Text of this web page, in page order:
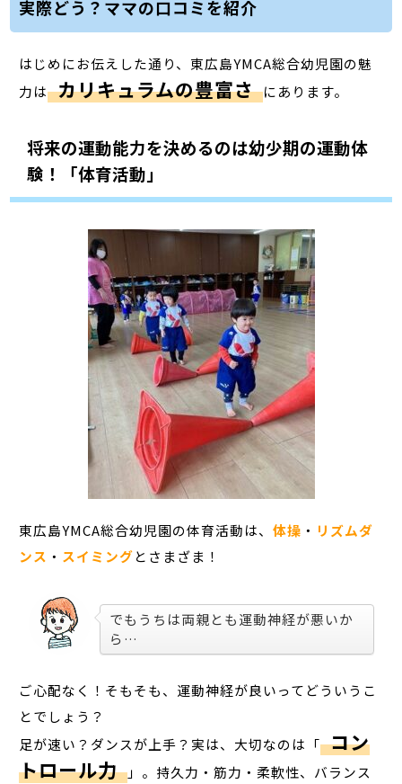
実際どう？ママの口コミを紹介
はじめにお伝えした通り、東広島YMCA総合幼児園の魅
力は カリキュラムの豊富さ にあります。
将来の運動能力を決めるのは幼少期の運動体
験！「体育活動」
東広島YMCA総合幼児園の体育活動は、体操 ・ リズムダ
ンス ・ スイミングとさまざま！
でもうちは両親とも運動神経が悪いか
ら…
ご心配なく！そもそも、運動神経が良いってどういうこ
とでしょう？
足が速い？ダンスが上手？実は、大切なのは「 コン
トロール力 」。持久力・筋力・柔軟性、バランス